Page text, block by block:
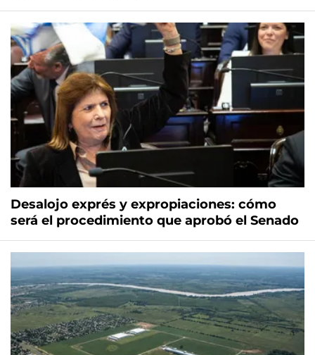
Desalojo exprés y expropiaciones: cómo
será el procedimiento que aprobó el Senado